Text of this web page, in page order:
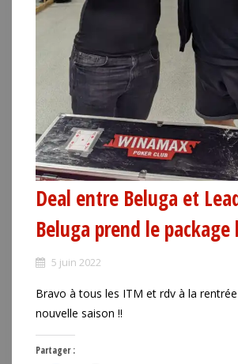
Deal entre Beluga et
Beluga prend le package
5 juin 2022
Bravo à tous les ITM et rdv à la
nouvelle saison !!
Partager :